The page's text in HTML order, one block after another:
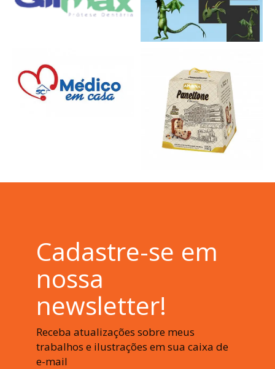
Cadastre-se em
nossa
newsletter!
Receba atualizações sobre meus
trabalhos e ilustrações em sua caixa de
e-mail